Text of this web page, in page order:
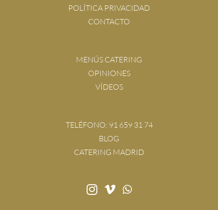
POLÍTICA PRIVACIDAD
CONTACTO
MENÚS CATERING
OPINIONES
VÍDEOS
TELÉFONO: 91 659 31 74
BLOG
CATERING MADRID